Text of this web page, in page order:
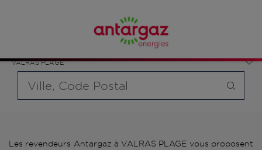
VALRAS PLAGE
bouteille souhaité et le type de point de vente (revendeur /
distributeur automatique de bouteilles de gaz ou station GPL
carburant)
Les revendeurs Antargaz à VALRAS PLAGE vous proposent